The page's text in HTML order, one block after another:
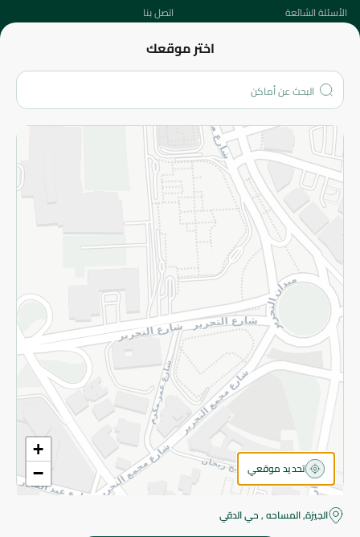
اختر موقعك
+
−
تحديد موقعي
الجيزة, المساحه , حي الدقي
الأسئلة الشائعة
اتصل بنا
من نحن؟
الفروع
المزيد
الاسترجاع
سياسة الاستخدام
سياسة الخصوصية
قم بالتسجيل للنشرة
©2026 - Spinneys | جميع الحقوق محفوظة